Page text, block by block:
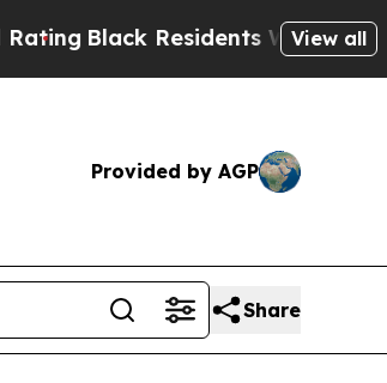
Black Residents Warned ofView all
Provided by AGP
Share